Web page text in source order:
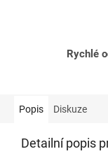
Rychlé
Popis Diskuze
Detailní popis